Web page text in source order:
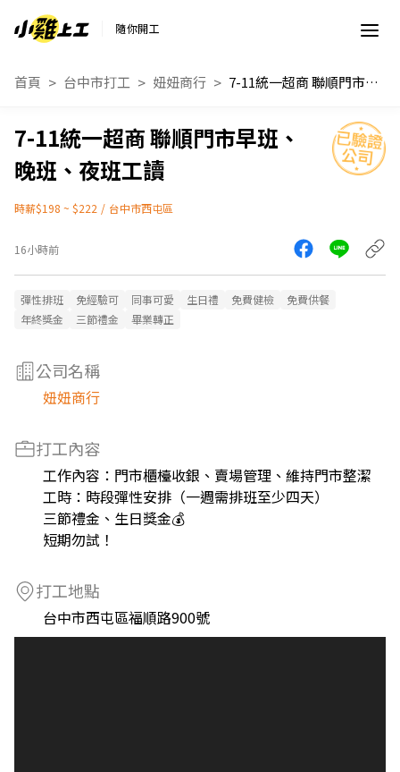
隨你開工
首頁 台中市打工 妞妞商行 7-11統一超商 聯順門市早班、晚班、夜班工讀
7-11統一超商 聯順門市早班、
晚班、夜班工讀
時薪$198 ~ $222 / 台中市西屯區
16小時前
彈性排班 免經驗可 同事可愛 生日禮 免費健檢
免費供餐
年終獎金
三節禮金 畢業轉正
公司名稱
妞妞商行
打工內容
工作內容：門市櫃檯收銀、賣場管理、維持門市整潔
工時：時段彈性安排（一週需排班至少四天）
三節禮金、生日獎金💰
短期勿試！
打工地點
台中市西屯區福順路900號